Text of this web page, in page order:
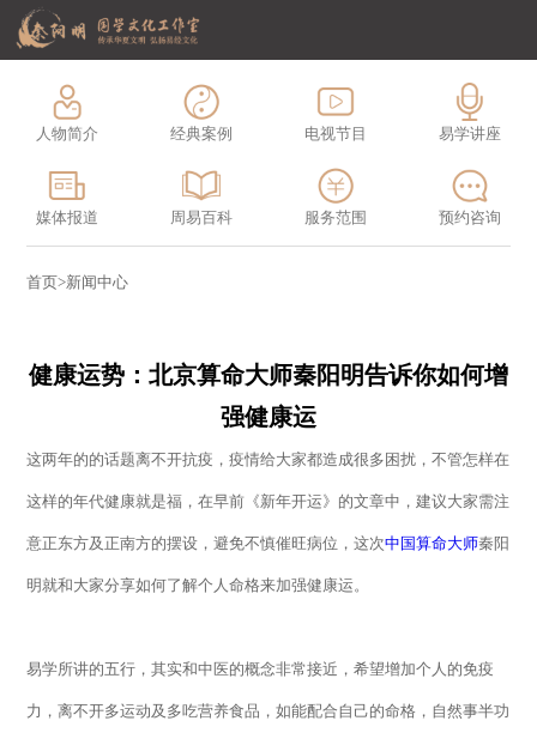
人物简介 经典案例 电视节目 易学讲座
媒体报道 周易百科 服务范围 预约咨询
首页>新闻中心
健康运势：北京算命大师秦阳明告诉你如何增
强健康运
这两年的的话题离不开抗疫，疫情给大家都造成很多困扰，不管怎样在
这样的年代健康就是福，在早前《新年开运》的文章中，建议大家需注
意正东方及正南方的摆设，避免不慎催旺病位，这次中国算命大师秦阳
明就和大家分享如何了解个人命格来加强健康运。
易学所讲的五行，其实和中医的概念非常接近，希望增加个人的免疫
力，离不开多运动及多吃营养食品，如能配合自己的命格，自然事半功